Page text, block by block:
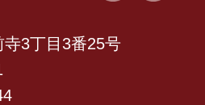
3丁目3番25号